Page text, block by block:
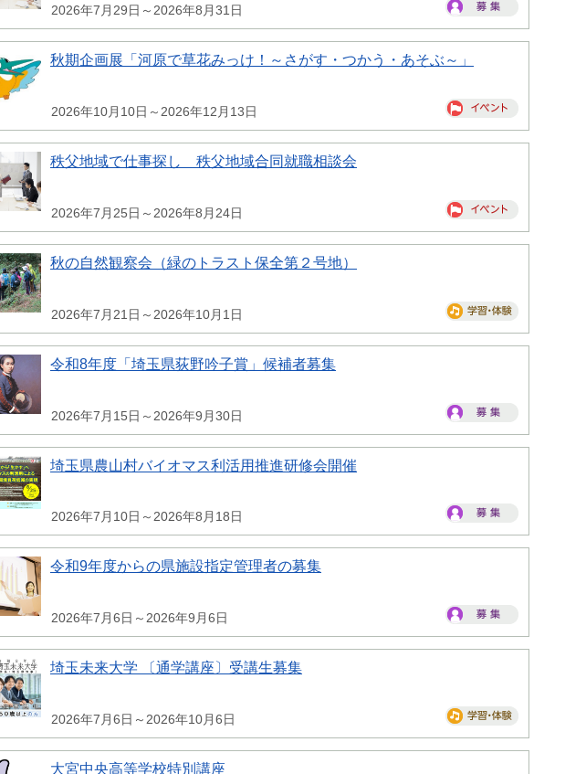
2026年7月29日～2026年8月31日
秋期企画展「河原で草花みっけ！～さがす・つかう・あそぶ～」
2026年10月10日～2026年12月13日
秩父地域で仕事探し 秩父地域合同就職相談会
2026年7月25日～2026年8月24日
秋の自然観察会（緑のトラスト保全第２号地）
2026年7月21日～2026年10月1日
令和8年度「埼玉県荻野吟子賞」候補者募集
2026年7月15日～2026年9月30日
埼玉県農山村バイオマス利活用推進研修会開催
2026年7月10日～2026年8月18日
令和9年度からの県施設指定管理者の募集
2026年7月6日～2026年9月6日
埼玉未来大学 〔通学講座〕受講生募集
2026年7月6日～2026年10月6日
大宮中央高等学校特別講座